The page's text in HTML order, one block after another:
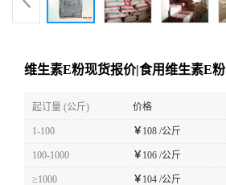
维生素E粉现货报价|食用维生素E粉
起订量 (公斤) 价格
1-100 ￥108 /公斤
100-1000 ￥106 /公斤
≥1000 ￥104 /公斤